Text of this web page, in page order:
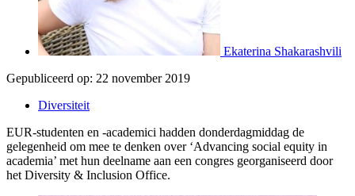
Ekaterina Shakarashvili
Gepubliceerd op: 22 november 2019
Diversiteit
EUR-studenten en -academici hadden donderdagmiddag de
gelegenheid om mee te denken over ‘Advancing social equity in
academia’ met hun deelname aan een congres georganiseerd door
het Diversity & Inclusion Office.